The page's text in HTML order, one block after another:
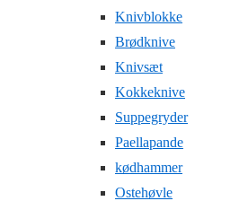
Knivblokke
Brødknive
Knivsæt
Kokkeknive
Suppegryder
Paellapande
kødhammer
Ostehøvle